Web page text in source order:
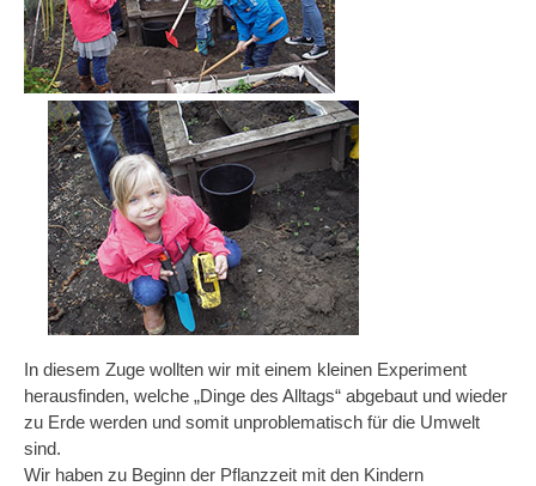
In diesem Zuge wollten wir mit einem kleinen Experiment
herausfinden, welche „Dinge des Alltags“ abgebaut und wieder
zu Erde werden und somit unproblematisch für die Umwelt
sind.
Wir haben zu Beginn der Pflanzzeit mit den Kindern